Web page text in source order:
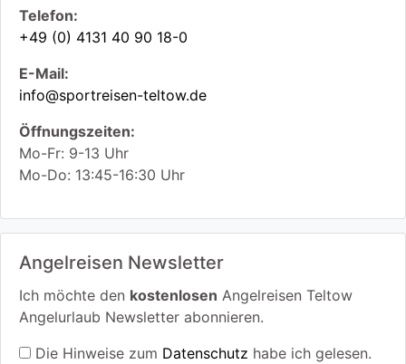
Telefon:
+49 (0) 4131 40 90 18-0
E-Mail:
info@sportreisen-teltow.de
Öffnungszeiten:
Mo-Fr: 9-13 Uhr
Mo-Do: 13:45-16:30 Uhr
Angelreisen Newsletter
Ich möchte den kostenlosen Angelreisen Teltow
Angelurlaub Newsletter abonnieren.
Die Hinweise zum Datenschutz habe ich gelesen.